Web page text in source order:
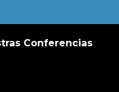
Conferencias